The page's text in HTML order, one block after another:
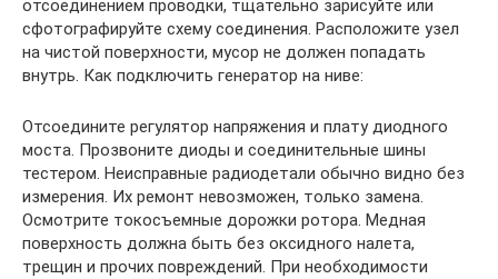
отсоединением проводки, тщательно зарисуйте или
сфотографируйте схему соединения. Расположите узел
на чистой поверхности, мусор не должен попадать
внутрь. Как подключить генератор на ниве:
Отсоедините регулятор напряжения и плату диодного
моста. Прозвоните диоды и соединительные шины
тестером. Неисправные радиодетали обычно видно без
измерения. Их ремонт невозможен, только замена.
Осмотрите токосъемные дорожки ротора. Медная
поверхность должна быть без оксидного налета,
трещин и прочих повреждений. При необходимости